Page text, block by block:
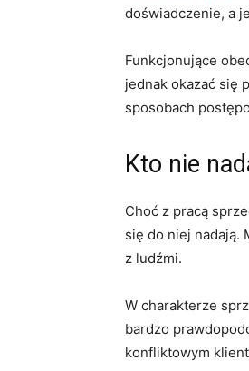
doświadczenie, a
Funkcjonujące
jednak okazać się
sposobach
Kto nie
Choć z pracą
się do niej nadają.
z ludźmi.
W charakterze
bardzo
konfliktowym